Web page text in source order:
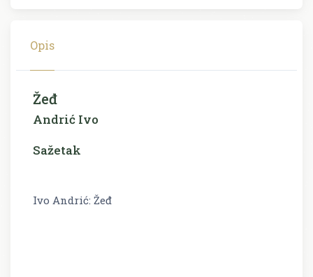
Opis
Žeđ
Andrić Ivo
Sažetak
Ivo Andrić: Žeđ